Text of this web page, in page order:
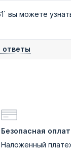
вы можете
ответы
Безопасная
Наложенный